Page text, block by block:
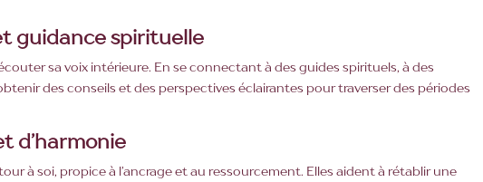
guidance spirituelle
sa voix intérieure. En se connectant à des guides spirituels, à des
des conseils et des perspectives éclairantes pour traverser des périodes
d’harmonie
à soi, propice à l’ancrage et au ressourcement. Elles aident à rétablir une